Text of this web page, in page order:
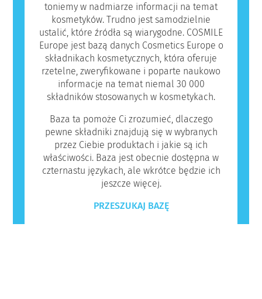
toniemy w nadmiarze informacji na temat
kosmetyków. Trudno jest samodzielnie
ustalić, które źródła są wiarygodne. COSMILE
Europe jest bazą danych Cosmetics Europe o
składnikach kosmetycznych, która oferuje
rzetelne, zweryfikowane i poparte naukowo
informacje na temat niemal 30 000
składników stosowanych w kosmetykach.
Baza ta pomoże Ci zrozumieć, dlaczego
pewne składniki znajdują się w wybranych
przez Ciebie produktach i jakie są ich
właściwości. Baza jest obecnie dostępna w
czternastu językach, ale wkrótce będzie ich
jeszcze więcej.
PRZESZUKAJ BAZĘ